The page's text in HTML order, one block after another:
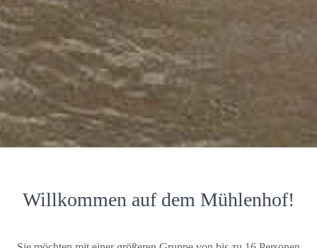
Willkommen auf dem Mühlenhof!